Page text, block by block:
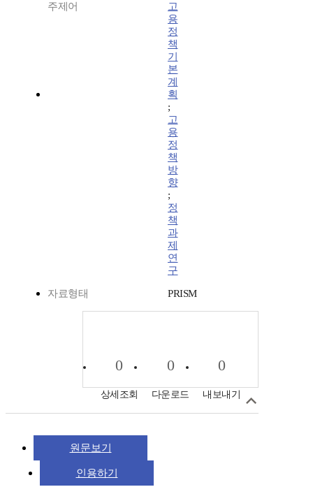
주제어
고
용
정
책
기
본
계
획
;
고
용
정
책
방
향
;
정
책
과
제
연
구
자료형태 PRISM
0
상세조회
0
다운로드
0
내보내기
원문보기
인용하기